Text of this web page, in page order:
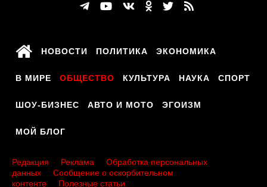
НОВОСТИ ПОЛИТИКА ЭКОНОМИКА
В МИРЕ ОБЩЕСТВО КУЛЬТУРА НАУКА СПОРТ
ШОУ-БИЗНЕС АВТО И МОТО ЭГОИЗМ
МОЙ БЛОГ
Редакция Реклама
Обработка персональных
данных
Сообщение о оскорбительном
контенте
Полезные статьи